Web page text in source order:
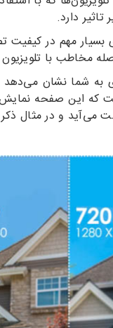
دارد.
مهم در کیفیت
مخاطب با
به شما نشان
مثال ذکر شده نیز صفحه